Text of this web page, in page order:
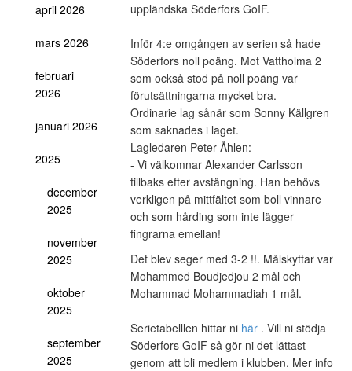
april 2026
mars 2026
februari
2026
januari 2026
2025
december
2025
november
2025
oktober
2025
september
2025
uppländska Söderfors GoIF.
Inför 4:e omgången av serien så hade
Söderfors noll poäng. Mot Vattholma 2
som också stod på noll poäng var
förutsättningarna mycket bra.
Ordinarie lag sånär som Sonny Källgren
som saknades i laget.
Lagledaren Peter Åhlen:
- Vi välkomnar Alexander Carlsson
tillbaks efter avstängning. Han behövs
verkligen på mittfältet som boll vinnare
och som hårding som inte lägger
fingrarna emellan!
Det blev seger med 3-2 !!. Målskyttar var
Mohammed Boudjedjou 2 mål och
Mohammad Mohammadiah 1 mål.
Serietabelllen hittar ni här. Vill ni stödja
Söderfors GoIF så gör ni det lättast
genom att bli medlem i klubben. Mer info